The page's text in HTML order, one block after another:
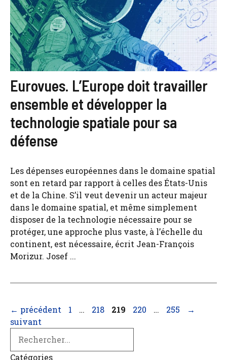
Eurovues. L’Europe doit travailler
ensemble et développer la
technologie spatiale pour sa
défense
Les dépenses européennes dans le domaine spatial
sont en retard par rapport à celles des États-Unis
et de la Chine. S’il veut devenir un acteur majeur
dans le domaine spatial, et même simplement
disposer de la technologie nécessaire pour se
protéger, une approche plus vaste, à l’échelle du
continent, est nécessaire, écrit Jean-François
Morizur. Josef ...
← précédent Page
1 … Page
218 Page
219 Page
220 … Page
255
→
suivant
Catégories